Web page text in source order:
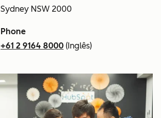
Sydney NSW 2000
Phone
+61 2 9164 8000 (Inglês)